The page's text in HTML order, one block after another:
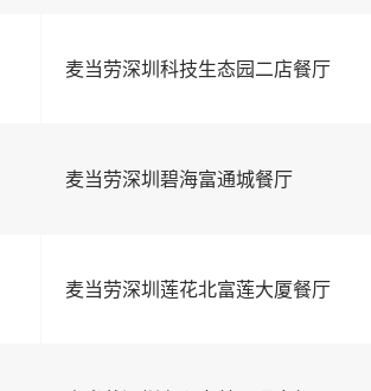
麦当劳深圳科技生态园二店餐厅
麦当劳深圳碧海富通城餐厅
麦当劳深圳莲花北富莲大厦餐厅